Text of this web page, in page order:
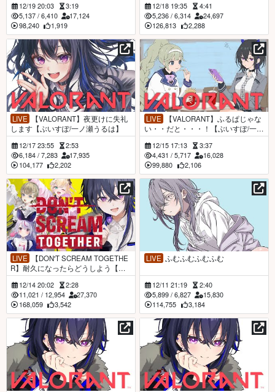
12/19 20:03
3:19
5,137/ 6,410
17,124
98,240
1,919
12/18 19:35
4:41
5,236 /6,314
24,697
126,813
2,288
LIVE
します【ぶいすぽ/一ノ瀬うるは】
12/17 23:55
2:53
6,184/ 7,283
17,935
104,177
2,202
LIVE
い・・だと・・・！【ぶいすぽ/一ノ
瀬うるは】
12/15 17:13
3:37
4,431 /5,717
16,028
99,880
2,106
LIVE
R】耐久になったらどうしよう【ぶ
いすぽ/一ノ瀬うるは】
12/14 20:02
2:28
11,021 / 12,954
27,370
168,059
3,542
LIVE ふむふむふむふむ
12/11 21:19
2:40
5,899 /6,827
15,830
114,755
3,184